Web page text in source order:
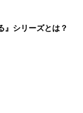
』シリーズとは？